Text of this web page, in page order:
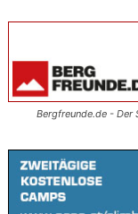
Bergfreunde.de - Der